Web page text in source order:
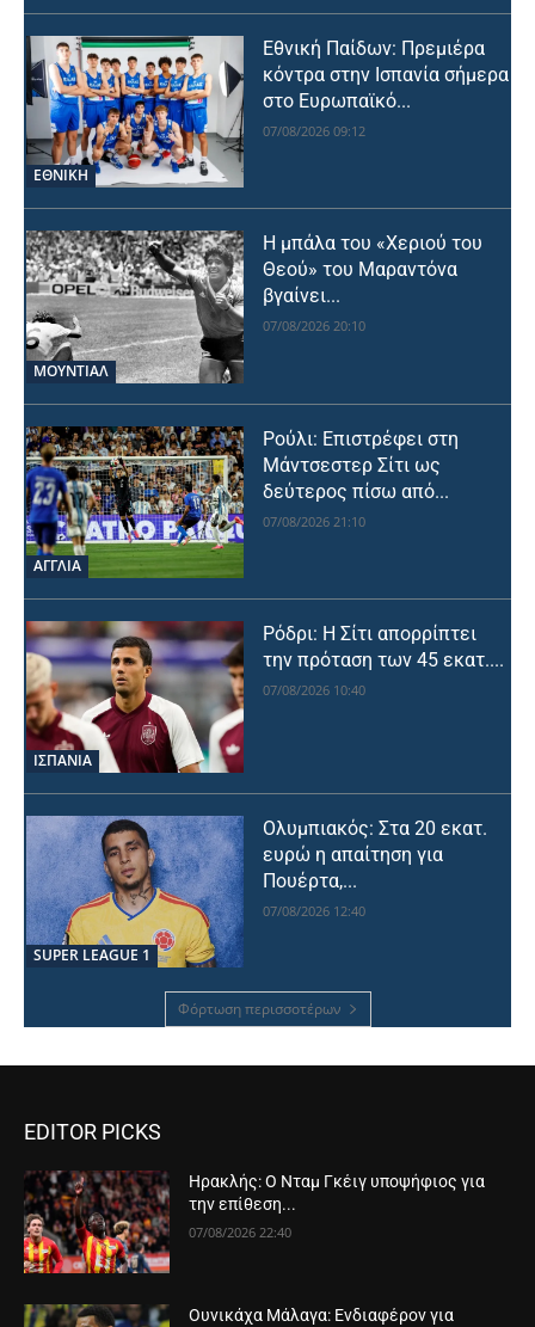
ΕΘΝΙΚΉ
Εθνική Παίδων: Πρεμιέρα
κόντρα στην Ισπανία σήμερα
στο Ευρωπαϊκό...
07/08/2026 09:12
ΜΟΥΝΤΙΆΛ
Η μπάλα του «Χεριού του
Θεού» του Μαραντόνα
βγαίνει...
07/08/2026 20:10
ΑΓΓΛΙΑ
Ρούλι: Επιστρέφει στη
Μάντσεστερ Σίτι ως
δεύτερος πίσω από...
07/08/2026 21:10
ΙΣΠΑΝΙΑ
Ρόδρι: Η Σίτι απορρίπτει
την πρόταση των 45 εκατ....
07/08/2026 10:40
SUPER LEAGUE 1
Ολυμπιακός: Στα 20 εκατ.
ευρώ η απαίτηση για
Πουέρτα,...
07/08/2026 12:40
Φόρτωση περισσοτέρων
EDITOR PICKS
Ηρακλής: Ο Νταμ Γκέιγ υποψήφιος για
την επίθεση...
07/08/2026 22:40
Ουνικάχα Μάλαγα: Ενδιαφέρον για